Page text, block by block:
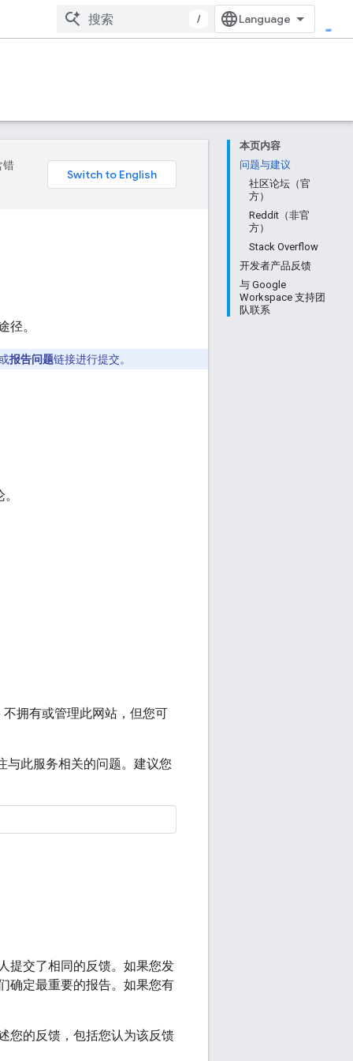
/
本页内容
问题与建议
社区论坛（官
方）
Reddit（非官
方）
Stack Overflow
开发者产品反馈
与 Google
Workspace 支持团
队联系
错
径。
报告问题链接进行提交。
拥有或管理此网站，但您可
与此服务相关的问题。建议您
提交了相同的反馈。如果您发
确定最重要的报告。如果您有
您的反馈，包括您认为该反馈